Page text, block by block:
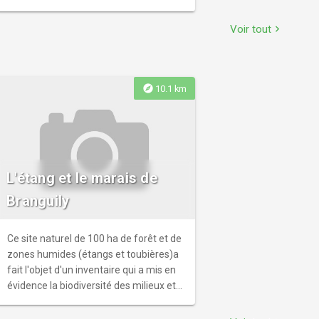
Tourisme pendant les horaires
Voir tout chevron_right
explore 10.1 km
L'étang et le marais de
Branguily
Ce site naturel de 100 ha de forêt et de
zones humides (étangs et toubières)a
fait l'objet d'un inventaire qui a mis en
évidence la biodiversité des milieux et